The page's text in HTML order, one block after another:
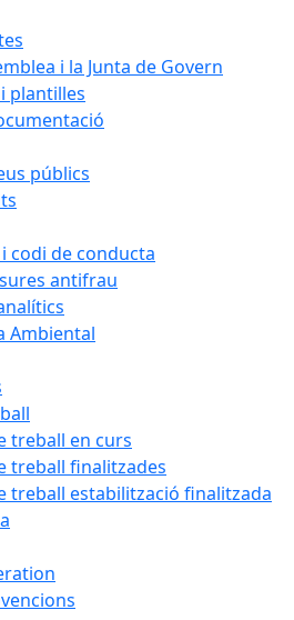
i la Junta de Govern
plantilles
públics
codi de conducta
antifrau
Ambiental
treball en curs
treball finalitzades
treball estabilització finalitzada